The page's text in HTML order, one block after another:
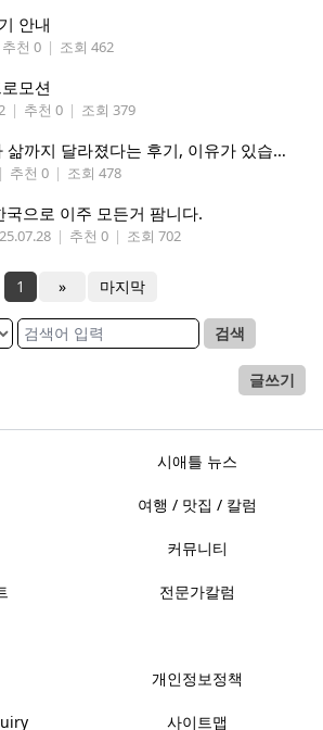
안내
추천 0 | 조회 462
모션
| 추천 0 | 조회 379
“머리카락뿐 아니라 삶까지 달라졌다는 후기, 이유가 있습니다
| 추천 0 | 조회 478
으로 이주 모든거 팜니다.
| 추천 0 | 조회 702
1 » 마지막
검색
글쓰기
시애틀 뉴스
여행 / 맛집 / 칼럼
커뮤니티
전문가칼럼
개인정보정책
사이트맵